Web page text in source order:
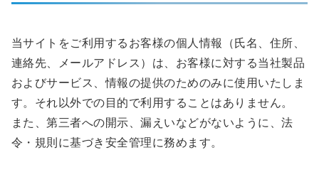
当サイトをご利用するお客様の個人情報（氏名、住所、
連絡先、メールアドレス）は、お客様に対する当社製品
およびサービス、情報の提供のためのみに使用いたしま
す。それ以外での目的で利用することはありません。
また、第三者への開示、漏えいなどがないように、法
令・規則に基づき安全管理に務めます。